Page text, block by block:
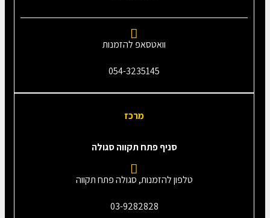
וואטסאפ להזמנות
054-3235145‎
מרכז
סניף פתח תקווה סגולה
טלפון להזמנות, סגולה פתח תקווה
03-9282828